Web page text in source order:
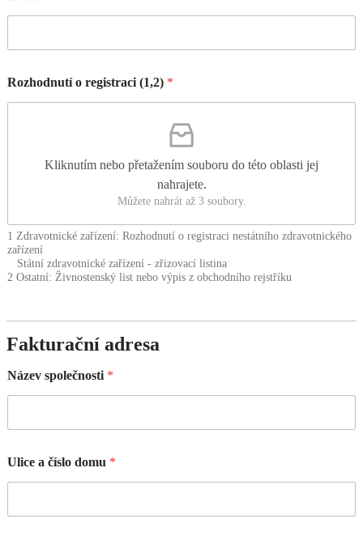
Rozhodnutí o registraci (1,2) *
Kliknutím nebo přetažením souboru do této oblasti jej
nahrajete.
Můžete nahrát až 3 soubory.
1 Zdravotnické zařízení: Rozhodnutí o registraci nestátního zdravotnického
zařízení
Státní zdravotnické zařízení - zřizovací listina
2 Ostatní: Živnostenský list nebo výpis z obchodního rejstříku
Fakturační adresa
Název společnosti *
Ulice a číslo domu *